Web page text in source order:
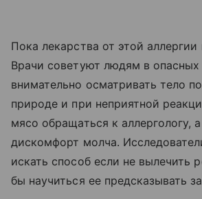
Пока лекарства от этой аллергии
Врачи советуют людям в опасных
внимательно осматривать тело
природе и при неприятной
мясо обращаться к аллергологу,
дискомфорт молча.
искать способ если не вылечить
бы научиться ее предсказывать